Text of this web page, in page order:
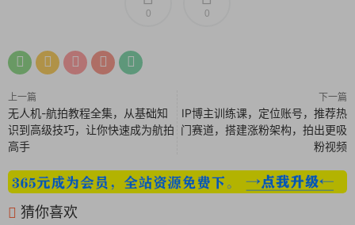
– 数字人制作：探索AI生成虚拟数字人的过程，为品牌或个人增
第四模块：综合进阶与效率提升
– AI助力总结和报告：用AI高效完成周报、工作总结、内容分析
等繁琐任务。
– 进阶提示词技巧：学习将AI调教为提示词生成器，让操作更流
畅智能。
– AI辅助学习：探索AI在学习和知识管理中的应用，为自我提升
提供无限可能。
0 0
上一篇
无人机-航拍教程全集，从基础知
识到高级技巧，让你快速成为航拍
高手
下一篇
IP博主训练课，定位账号，推荐热
门赛道，搭建涨粉架构，拍出更吸
粉视频
猜你喜欢